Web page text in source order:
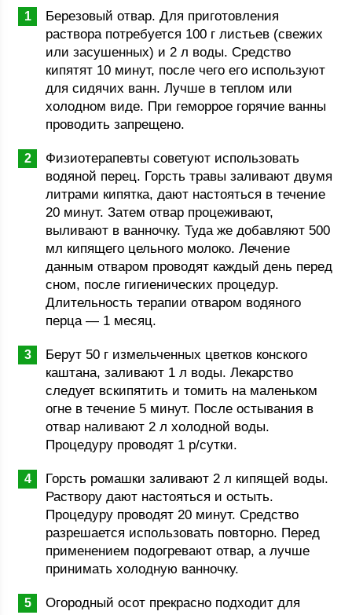
Березовый отвар. Для приготовления
раствора потребуется 100 г листьев (свежих
или засушенных) и 2 л воды. Средство
кипятят 10 минут, после чего его используют
для сидячих ванн. Лучше в теплом или
холодном виде. При геморрое горячие ванны
проводить запрещено.
Физиотерапевты советуют использовать
водяной перец. Горсть травы заливают двумя
литрами кипятка, дают настояться в течение
20 минут. Затем отвар процеживают,
выливают в ванночку. Туда же добавляют 500
мл кипящего цельного молоко. Лечение
данным отваром проводят каждый день перед
сном, после гигиенических процедур.
Длительность терапии отваром водяного
перца — 1 месяц.
Берут 50 г измельченных цветков конского
каштана, заливают 1 л воды. Лекарство
следует вскипятить и томить на маленьком
огне в течение 5 минут. После остывания в
отвар наливают 2 л холодной воды.
Процедуру проводят 1 р/сутки.
Горсть ромашки заливают 2 л кипящей воды.
Раствору дают настояться и остыть.
Процедуру проводят 20 минут. Средство
разрешается использовать повторно. Перед
применением подогревают отвар, а лучше
принимать холодную ванночку.
Огородный осот прекрасно подходит для